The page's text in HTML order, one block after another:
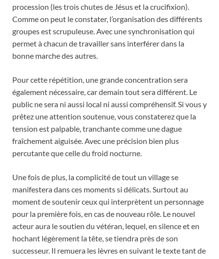
procession (les trois chutes de Jésus et la crucifixion).
Comme on peut le constater, l’organisation des différents
groupes est scrupuleuse. Avec une synchronisation qui
permet à chacun de travailler sans interférer dans la
bonne marche des autres.
Pour cette répétition, une grande concentration sera
également nécessaire, car demain tout sera différent. Le
public ne sera ni aussi local ni aussi compréhensif. Si vous y
prêtez une attention soutenue, vous constaterez que la
tension est palpable, tranchante comme une dague
fraîchement aiguisée. Avec une précision bien plus
percutante que celle du froid nocturne.
Une fois de plus, la complicité de tout un village se
manifestera dans ces moments si délicats. Surtout au
moment de soutenir ceux qui interprètent un personnage
pour la première fois, en cas de nouveau rôle. Le nouvel
acteur aura le soutien du vétéran, lequel, en silence et en
hochant légèrement la tête, se tiendra près de son
successeur. Il remuera les lèvres en suivant le texte tant de